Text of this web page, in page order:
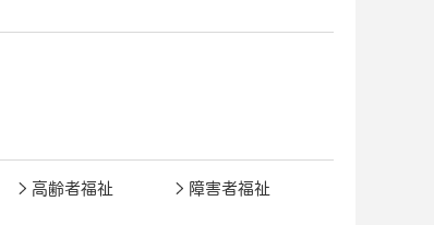
高齢者福祉 障害者福祉